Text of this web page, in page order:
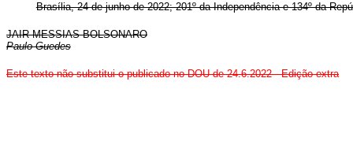
Brasília, 24 de junho de 2022; 201º da Independência e 134º da
JAIR MESSIAS BOLSONARO
Paulo Guedes
Este texto não substitui o publicado no DOU de 24.6.2022 - Edição extra